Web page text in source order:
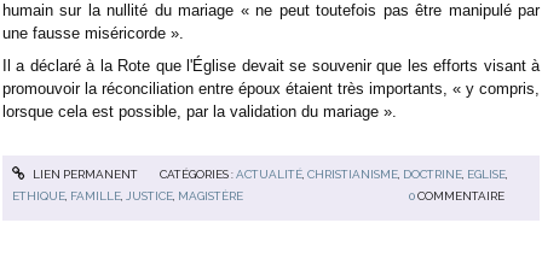
humain sur la nullité du mariage « ne peut toutefois pas être manipulé par
une fausse miséricorde ».
Il a déclaré à la Rote que l'Église devait se souvenir que les efforts visant à
promouvoir la réconciliation entre époux étaient très importants, « y compris,
lorsque cela est possible, par la validation du mariage ».
LIEN PERMANENT CATÉGORIES :ACTUALITÉ, CHRISTIANISME, DOCTRINE, EGLISE,
ETHIQUE, FAMILLE,JUSTICE, MAGISTÈRE 0 COMMENTAIRE